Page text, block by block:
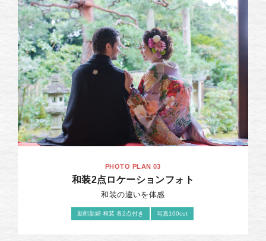
PHOTO PLAN 03
和装2点ロケーションフォト
和装の違いを体感
新郎新婦 和装 各2点付き 写真100cut